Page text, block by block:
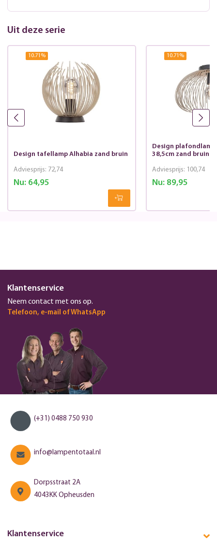
Uit deze serie
10.71 %
Design tafellamp Alhabia zand bruin
Nu:64,95
Adviesprijs: 72,74
10.71 %
Design
38,5cm zand bruin
Nu:89,95
Adviesprijs: 100,74
Klantenservice
Neem contact met ons op.
Telefoon, e-mail of WhatsApp
(+31) 0488 750 930
info@lampentotaal.nl
Dorpsstraat 2A
4043KK Opheusden
Klantenservice